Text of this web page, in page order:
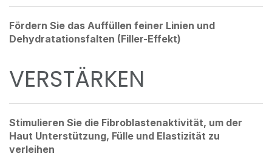
Fördern Sie das Auffüllen feiner Linien und
Dehydratationsfalten (Filler-Effekt)
VERSTÄRKEN
Stimulieren Sie die Fibroblastenaktivität, um der
Haut Unterstützung, Fülle und Elastizität zu
verleihen